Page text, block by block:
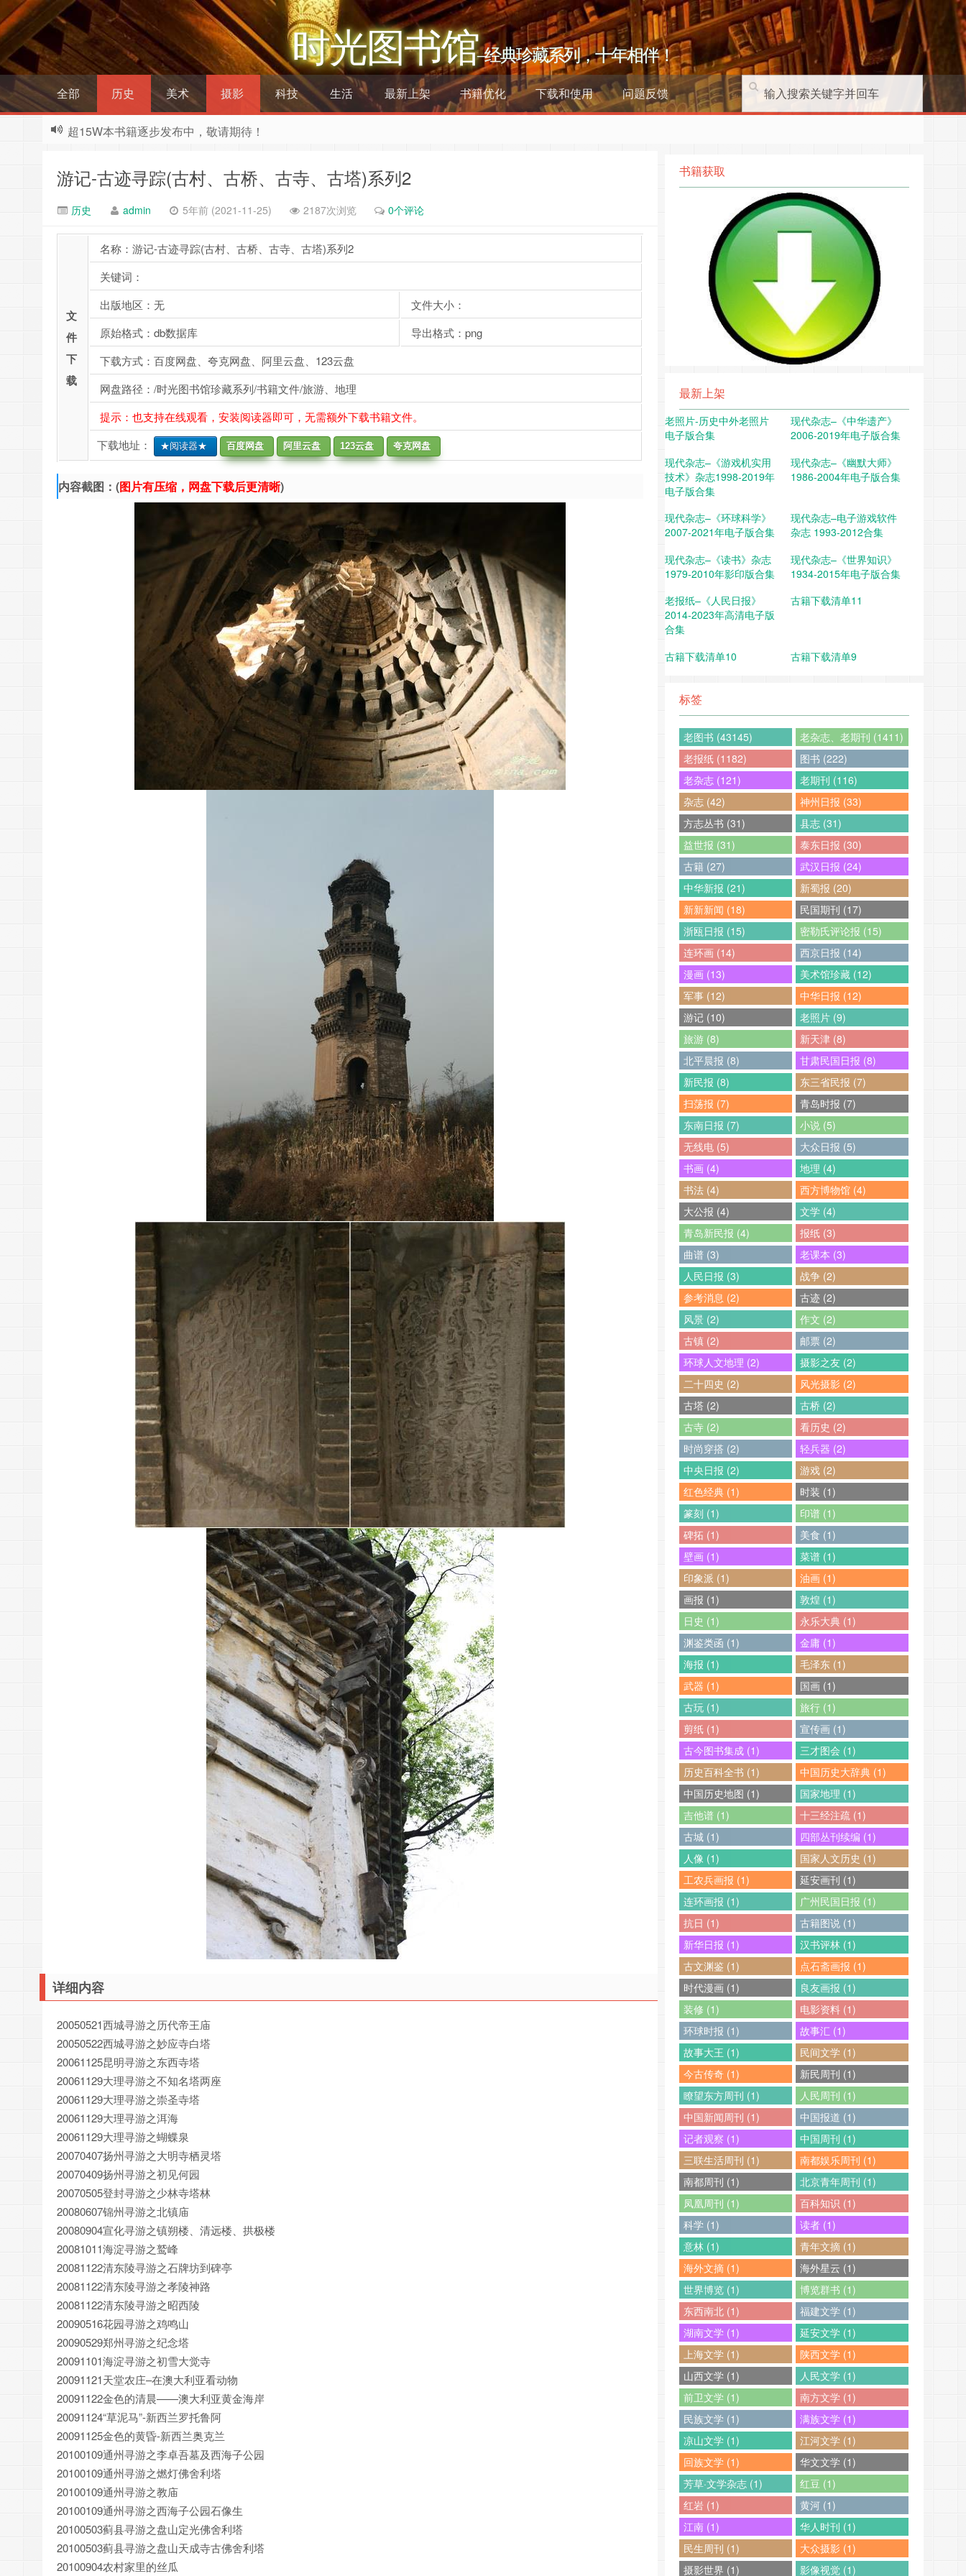
时光图书馆–经典珍藏系列，十年相伴！
全部 历史 美术 摄影 科技 生活 最新上架 书籍优化 下载和使用 问题反馈
超15W本书籍逐步发布中，敬请期待！
游记-古迹寻踪(古村、古桥、古寺、古塔)系列2
历史 admin 5年前 (2021-11-25) 2187次浏览 0个评论
文
件
下
载
名称：游记-古迹寻踪(古村、古桥、古寺、古塔)系列2
关键词：
出版地区：无
文件大小：
原始格式：db数据库
导出格式：png
下载方式：百度网盘、夸克网盘、阿里云盘、123云盘
网盘路径：/时光图书馆珍藏系列/书籍文件/旅游、地理
提示：也支持在线观看，安装阅读器即可，无需额外下载书籍文件。
下载地址：
★阅读器★ 百度网盘 阿里云盘 123云盘 夸克网盘
内容截图：(图片有压缩，网盘下载后更清晰)
详细内容
20050521西城寻游之历代帝王庙
20050522西城寻游之妙应寺白塔
20061125昆明寻游之东西寺塔
20061129大理寻游之不知名塔两座
20061129大理寻游之崇圣寺塔
20061129大理寻游之洱海
20061129大理寻游之蝴蝶泉
20070407扬州寻游之大明寺栖灵塔
20070409扬州寻游之初见何园
20070505登封寻游之少林寺塔林
20080607锦州寻游之北镇庙
20080904宣化寻游之镇朔楼、清远楼、拱极楼
20081011海淀寻游之鹫峰
20081122清东陵寻游之石牌坊到碑亭
20081122清东陵寻游之孝陵神路
20081122清东陵寻游之昭西陵
20090516花园寻游之鸡鸣山
20090529郑州寻游之纪念塔
20091101海淀寻游之初雪大觉寺
20091121天堂农庄–在澳大利亚看动物
20091122金色的清晨——澳大利亚黄金海岸
20091124“草泥马”-新西兰罗托鲁阿
20091125金色的黄昏-新西兰奥克兰
20100109通州寻游之李卓吾墓及西海子公园
20100109通州寻游之燃灯佛舍利塔
20100109通州寻游之教庙
20100109通州寻游之西海子公园石像生
20100503蓟县寻游之盘山定光佛舍利塔
20100503蓟县寻游之盘山天成寺古佛舍利塔
20100904农村家里的丝瓜
书籍获取
最新上架
老照片-历史中外老照片
电子版合集
现代杂志–《中华遗产》
2006-2019年电子版合集
现代杂志–《游戏机实用
技术》杂志1998-2019年
电子版合集
现代杂志–《幽默大师》
1986-2004年电子版合集
现代杂志–《环球科学》
2007-2021年电子版合集
现代杂志–电子游戏软件
杂志 1993-2012合集
现代杂志–《读书》杂志
1979-2010年影印版合集
现代杂志–《世界知识》
1934-2015年电子版合集
老报纸–《人民日报》
2014-2023年高清电子版
合集
古籍下载清单11
古籍下载清单10 古籍下载清单9
标签
老图书 (43145)
老杂志、老期刊 (1411)
老报纸 (1182)
图书 (222)
老杂志 (121)
老期刊 (116)
杂志 (42)
神州日报 (33)
方志丛书 (31)
县志 (31)
益世报 (31)
泰东日报 (30)
古籍 (27)
武汉日报 (24)
中华新报 (21)
新蜀报 (20)
新新新闻 (18)
民国期刊 (17)
浙瓯日报 (15)
密勒氏评论报 (15)
连环画 (14)
西京日报 (14)
漫画 (13)
美术馆珍藏 (12)
军事 (12)
中华日报 (12)
游记 (10)
老照片 (9)
旅游 (8)
新天津 (8)
北平晨报 (8)
甘肃民国日报 (8)
新民报 (8)
东三省民报 (7)
扫荡报 (7)
青岛时报 (7)
东南日报 (7)
小说 (5)
无线电 (5)
大众日报 (5)
书画 (4)
地理 (4)
书法 (4)
西方博物馆 (4)
大公报 (4)
文学 (4)
青岛新民报 (4)
报纸 (3)
曲谱 (3)
老课本 (3)
人民日报 (3)
战争 (2)
参考消息 (2)
古迹 (2)
风景 (2)
作文 (2)
古镇 (2)
邮票 (2)
环球人文地理 (2)
摄影之友 (2)
二十四史 (2)
风光摄影 (2)
古塔 (2)
古桥 (2)
古寺 (2)
看历史 (2)
时尚穿搭 (2)
轻兵器 (2)
中央日报 (2)
游戏 (2)
红色经典 (1)
时装 (1)
篆刻 (1)
印谱 (1)
碑拓 (1)
美食 (1)
壁画 (1)
菜谱 (1)
印象派 (1)
油画 (1)
画报 (1)
敦煌 (1)
日史 (1)
永乐大典 (1)
渊鉴类函 (1)
金庸 (1)
海报 (1)
毛泽东 (1)
武器 (1)
国画 (1)
古玩 (1)
旅行 (1)
剪纸 (1)
宣传画 (1)
古今图书集成 (1)
三才图会 (1)
历史百科全书 (1)
中国历史大辞典 (1)
中国历史地图 (1)
国家地理 (1)
吉他谱 (1)
十三经注疏 (1)
古城 (1)
四部丛刊续编 (1)
人像 (1)
国家人文历史 (1)
工农兵画报 (1)
延安画刊 (1)
连环画报 (1)
广州民国日报 (1)
抗日 (1)
古籍图说 (1)
新华日报 (1)
汉书评林 (1)
古文渊鉴 (1)
点石斋画报 (1)
时代漫画 (1)
良友画报 (1)
装修 (1)
电影资料 (1)
环球时报 (1)
故事汇 (1)
故事大王 (1)
民间文学 (1)
今古传奇 (1)
新民周刊 (1)
瞭望东方周刊 (1)
人民周刊 (1)
中国新闻周刊 (1)
中国报道 (1)
记者观察 (1)
中国周刊 (1)
三联生活周刊 (1)
南都娱乐周刊 (1)
南都周刊 (1)
北京青年周刊 (1)
凤凰周刊 (1)
百科知识 (1)
科学 (1)
读者 (1)
意林 (1)
青年文摘 (1)
海外文摘 (1)
海外星云 (1)
世界博览 (1)
博览群书 (1)
东西南北 (1)
福建文学 (1)
湖南文学 (1)
延安文学 (1)
上海文学 (1)
陕西文学 (1)
山西文学 (1)
人民文学 (1)
前卫文学 (1)
南方文学 (1)
民族文学 (1)
满族文学 (1)
凉山文学 (1)
江河文学 (1)
回族文学 (1)
华文文学 (1)
芳草·文学杂志 (1)
红豆 (1)
红岩 (1)
黄河 (1)
江南 (1)
华人时刊 (1)
民生周刊 (1)
大众摄影 (1)
摄影世界 (1)
影像视觉 (1)